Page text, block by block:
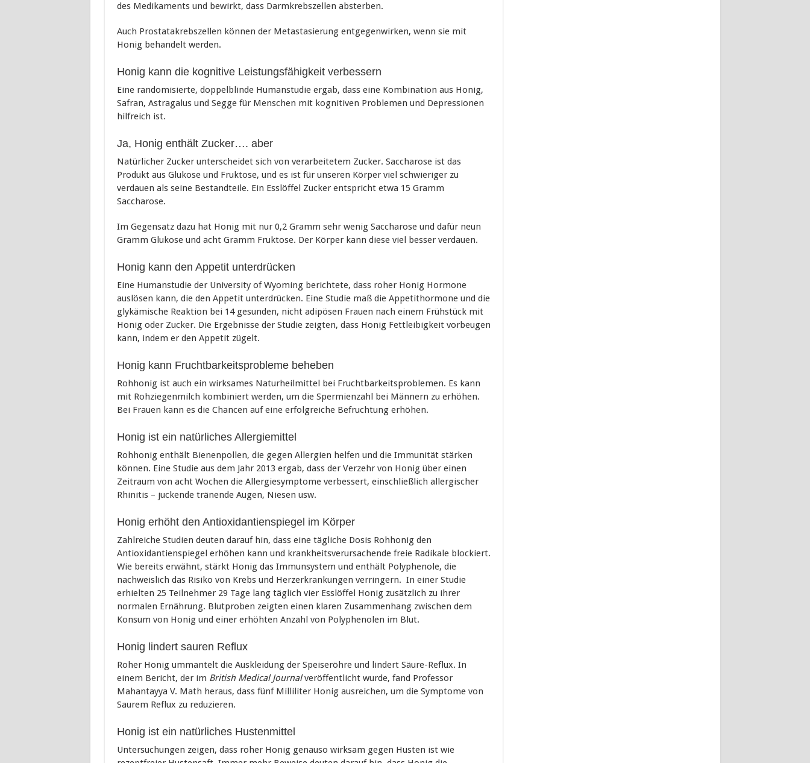
des Medikaments und bewirkt, dass Darmkrebszellen absterben.
Auch Prostatakrebszellen können der Metastasierung entgegenwirken, wenn sie mit
Honig behandelt werden.
Honig kann die kognitive Leistungsfähigkeit verbessern
Eine randomisierte, doppelblinde Humanstudie ergab, dass eine Kombination aus Honig,
Safran, Astragalus und Segge für Menschen mit kognitiven Problemen und Depressionen
hilfreich ist.
Ja, Honig enthält Zucker…. aber
Natürlicher Zucker unterscheidet sich von verarbeitetem Zucker. Saccharose ist das
Produkt aus Glukose und Fruktose, und es ist für unseren Körper viel schwieriger zu
verdauen als seine Bestandteile. Ein Esslöffel Zucker entspricht etwa 15 Gramm
Saccharose.
Im Gegensatz dazu hat Honig mit nur 0,2 Gramm sehr wenig Saccharose und dafür neun
Gramm Glukose und acht Gramm Fruktose. Der Körper kann diese viel besser verdauen.
Honig kann den Appetit unterdrücken
Eine Humanstudie der University of Wyoming berichtete, dass roher Honig Hormone
auslösen kann, die den Appetit unterdrücken. Eine Studie maß die Appetithormone und die
glykämische Reaktion bei 14 gesunden, nicht adipösen Frauen nach einem Frühstück mit
Honig oder Zucker. Die Ergebnisse der Studie zeigten, dass Honig Fettleibigkeit vorbeugen
kann, indem er den Appetit zügelt.
Honig kann Fruchtbarkeitsprobleme beheben
Rohhonig ist auch ein wirksames Naturheilmittel bei Fruchtbarkeitsproblemen. Es kann
mit Rohziegenmilch kombiniert werden, um die Spermienzahl bei Männern zu erhöhen.
Bei Frauen kann es die Chancen auf eine erfolgreiche Befruchtung erhöhen.
Honig ist ein natürliches Allergiemittel
Rohhonig enthält Bienenpollen, die gegen Allergien helfen und die Immunität stärken
können. Eine Studie aus dem Jahr 2013 ergab, dass der Verzehr von Honig über einen
Zeitraum von acht Wochen die Allergiesymptome verbessert, einschließlich allergischer
Rhinitis – juckende tränende Augen, Niesen usw.
Honig erhöht den Antioxidantienspiegel im Körper
Zahlreiche Studien deuten darauf hin, dass eine tägliche Dosis Rohhonig den
Antioxidantienspiegel erhöhen kann und krankheitsverursachende freie Radikale blockiert.
Wie bereits erwähnt, stärkt Honig das Immunsystem und enthält Polyphenole, die
nachweislich das Risiko von Krebs und Herzerkrankungen verringern. In einer Studie
erhielten 25 Teilnehmer 29 Tage lang täglich vier Esslöffel Honig zusätzlich zu ihrer
normalen Ernährung. Blutproben zeigten einen klaren Zusammenhang zwischen dem
Konsum von Honig und einer erhöhten Anzahl von Polyphenolen im Blut.
Honig lindert sauren Reflux
Roher Honig ummantelt die Auskleidung der Speiseröhre und lindert Säure-Reflux. In
einem Bericht, der im British Medical Journalveröffentlicht wurde, fand Professor
Mahantayya V. Math heraus, dass fünf Milliliter Honig ausreichen, um die Symptome von
Saurem Reflux zu reduzieren.
Honig ist ein natürliches Hustenmittel
Untersuchungen zeigen, dass roher Honig genauso wirksam gegen Husten ist wie